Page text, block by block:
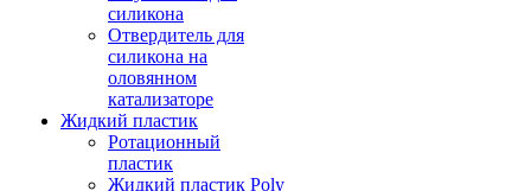
силикона
Отвердитель для
силикона на
оловянном
катализаторе
Жидкий пластик
Ротационный
пластик
Жидкий пластик Poly